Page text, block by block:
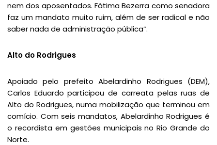
nem dos aposentados. Fátima Bezerra como senadora
faz um mandato muito ruim, além de ser radical e não
saber nada de administração pública”.
Alto do Rodrigues
Apoiado pelo prefeito Abelardinho Rodrigues (DEM),
Carlos Eduardo participou de carreata pelas ruas de
Alto do Rodrigues, numa mobilização que terminou em
comício. Com seis mandatos, Abelardinho Rodrigues é
o recordista em gestões municipais no Rio Grande do
Norte.